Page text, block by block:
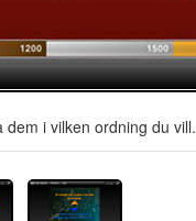
i vilken ordning du vill.